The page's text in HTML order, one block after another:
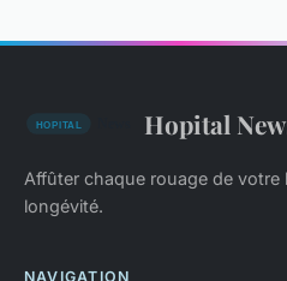
Hopital
Affûter chaque rouage de
longévité.
NAVIGATION